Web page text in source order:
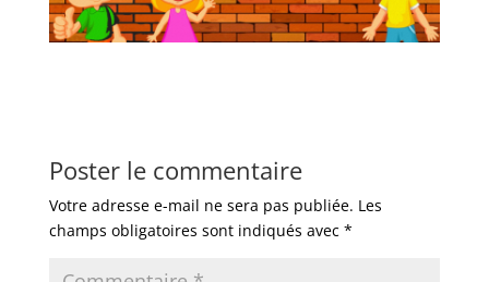
Poster le commentaire
Votre adresse e-mail ne sera pas publiée. Les
champs obligatoires sont indiqués avec *